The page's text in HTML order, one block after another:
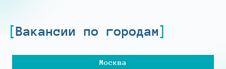
Вакансии по городам
Москва